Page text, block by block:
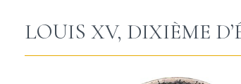
LOUIS XV, DIXIÈME